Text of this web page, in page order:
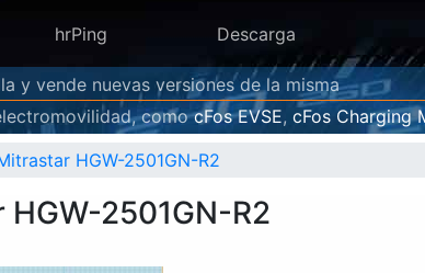
hrPing Descarga
y vende nuevas versiones de la misma
comocFos EVSE, cFos Charging
HGW-2501GN-R2
2501GN-R2